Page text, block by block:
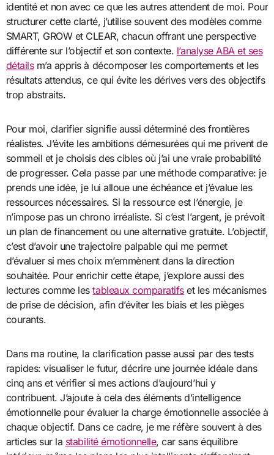
identité et non avec ce que les autres attendent de moi. Pour
structurer cette clarté, j’utilise souvent des modèles comme
SMART, GROW et CLEAR, chacun offrant une perspective
différente sur l’objectif et son contexte. l’analyse ABA et ses
détailsm’a appris à décomposer les comportements et les
résultats attendus, ce qui évite les dérives vers des objectifs
trop abstraits.
Pour moi, clarifier signifie aussi déterminé des frontières
réalistes. J’évite les ambitions démesurées qui me privent de
sommeil et je choisis des cibles où j’ai une vraie probabilité
de progresser. Cela passe par une méthode comparative: je
prends une idée, je lui alloue une échéance et j’évalue les
ressources nécessaires. Si la ressource est l’énergie, je
n’impose pas un chrono irréaliste. Si c’est l’argent, je prévoit
un plan de financement ou une alternative gratuite. L’objectif,
c’est d’avoir une trajectoire palpable qui me permet
d’évaluer si mes choix m’emmènent dans la direction
souhaitée. Pour enrichir cette étape, j’explore aussi des
lectures comme lestableaux comparatifset les mécanismes
de prise de décision, afin d’éviter les biais et les pièges
courants.
Dans ma routine, la clarification passe aussi par des tests
rapides: visualiser le futur, décrire une journée idéale dans
cinq ans et vérifier si mes actions d’aujourd’hui y
contribuent. J’ajoute à cela des éléments d’intelligence
émotionnelle pour évaluer la charge émotionnelle associée à
chaque objectif. Dans ce cadre, je me réfère souvent à des
articles sur la stabilité émotionnelle, car sans équilibre